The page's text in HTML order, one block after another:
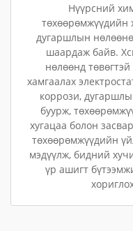
Нүүрсний
төхөөрөмжүүдийн
дугаршлын
шаардаж байв.
нөлөөнд
хамгаалах
коррози,
буурж,
хугацаа болон
төхөөрөмжүүдийн
мэдүүлж, бидний
үр ашигт